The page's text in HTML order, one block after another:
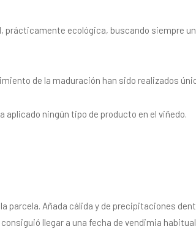
ecológica, buscando siempre
de la maduración han sido realizados
aplicado ningún tipo de producto en el viñedo.
Añada cálida y de precipitaciones
llegar a una fecha de vendimia